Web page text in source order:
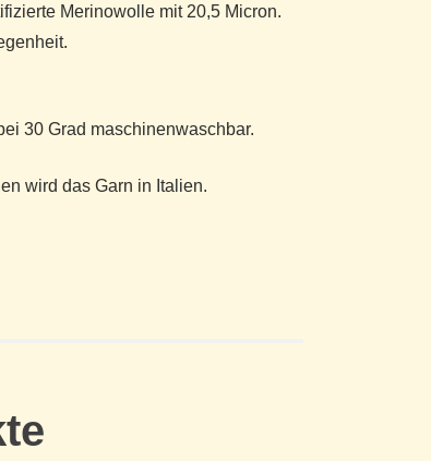
Merinowolle mit 20,5 Micron.
30 Grad maschinenwaschbar.
wird das Garn in Italien.